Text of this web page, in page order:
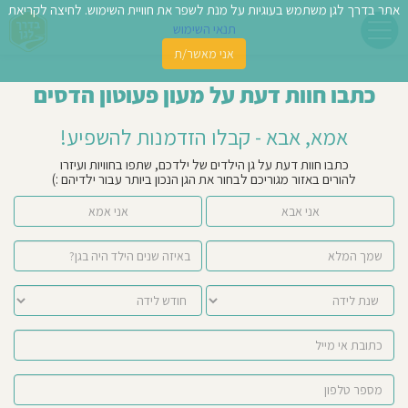
כתבו חוות דעת על מעון פעוטון הדסים
אמא, אבא - קבלו הזדמנות להשפיע!
כתבו חוות דעת על גן הילדים של ילדכם, שתפו בחוויות ועיזרו
להורים באזור מגוריכם לבחור את הגן הנכון ביותר עבור ילדיהם :)
אני אמא אני אבא
אתר בדרך לגן משתמש בעוגיות על מנת לשפר את חוויית השימוש. לחיצה לקריאת
תנאי השימוש
אני מאשר/ת